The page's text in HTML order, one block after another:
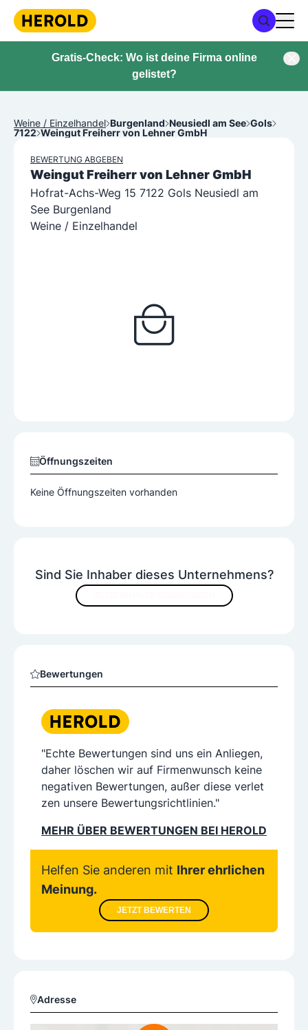
Gratis-Check: Wo ist deine Firma online
gelistet?
Weine / Einzelhandel Burgenland Neusiedl am See Gols
7122 Weingut Freiherr von Lehner GmbH
BEWERTUNG ABGEBEN
Weingut Freiherr von Lehner GmbH
Hofrat-Achs-Weg 15 7122 Gols Neusiedl am
See Burgenland
Weine / Einzelhandel
Sind Sie Inhaber dieses Unternehmens?
Bewertungen
"Echte Bewertungen sind uns ein Anliegen,
daher löschen wir auf Firmenwunsch keine
negativen Bewertungen, außer diese verlet
zen unsere Bewertungsrichtlinien."
MEHR ÜBER BEWERTUNGEN BEI HEROLD
Helfen Sie anderen mit Ihrer ehrlichen
Meinung.
JETZT BEWERTEN
Adresse
Öffnungszeiten
Keine Öffnungszeiten vorhanden